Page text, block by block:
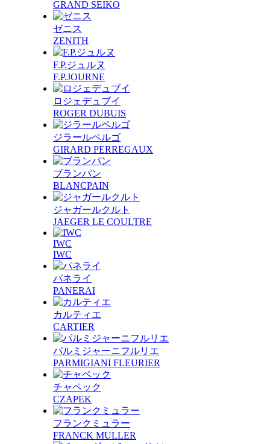
GRAND SEIKO
ゼニス
ZENITH
F.P.ジュルヌ
F.P.JOURNE
ロジェデュブイ
ROGER DUBUIS
ジラールペルゴ
GIRARD PERREGAUX
ブランパン
BLANCPAIN
ジャガールクルト
JAEGER LE COULTRE
IWC
IWC
パネライ
PANERAI
カルティエ
CARTIER
パルミジャーニフルリエ
PARMIGIANI FLEURIER
チャペック
CZAPEK
フランクミュラー
FRANCK MULLER